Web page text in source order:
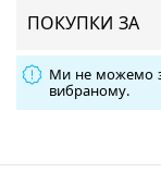
ПОКУПКИ ЗА
Ми не можемо
вибраному.